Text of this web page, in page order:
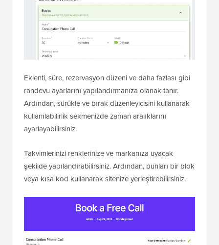
Eklenti, süre, rezervasyon düzeni ve daha fazlası gibi
randevu ayarlarını yapılandırmanıza olanak tanır.
Ardından, sürükle ve bırak düzenleyicisini kullanarak
kullanılabilirlik sekmenizde zaman aralıklarını
ayarlayabilirsiniz.
Takvimlerinizi renklerinize ve markanıza uyacak
şekilde yapılandırabilirsiniz. Ardından, bunları bir blok
veya kısa kod kullanarak sitenize yerleştirebilirsiniz.